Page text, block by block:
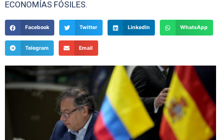
ECONOMÍAS FÓSILES.
Facebook Twitter LinkedIn WhatsApp
Telegram Email